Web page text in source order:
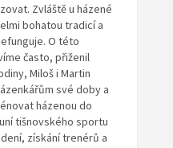
Zvláště u házené
bohatou tradicí a
O této
často, přiženil
Miloš i Martin
své doby a
házenou do
tišnovského sportu
získání trenérů a